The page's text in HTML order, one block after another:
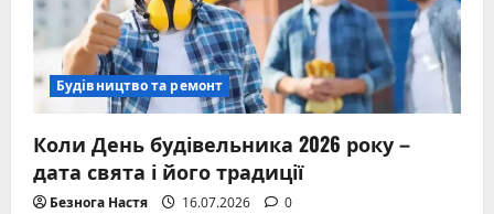
Будівництво та ремонт
Коли День будівельника 2026 року –
дата свята і його традиції
Безнога Настя 16.07.2026 0